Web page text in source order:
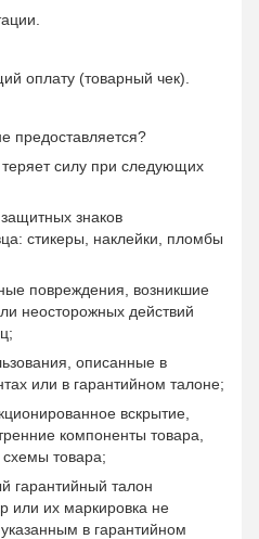
оплату (товарный чек).
предоставляется?
теряет силу при следующих
знаков
стикеры, наклейки, пломбы
повреждения, возникшие
неосторожных действий
описанные в
или в гарантийном талоне;
вскрытие,
компоненты товара,
схемы товара;
гарантийный талон
или их маркировка не
в гарантийном